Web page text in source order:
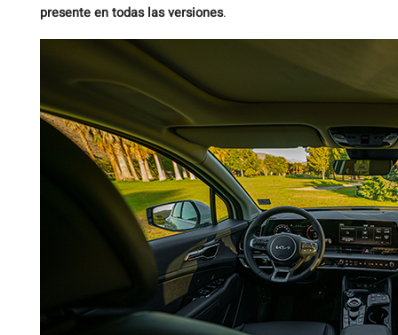
presente en todas las versiones.